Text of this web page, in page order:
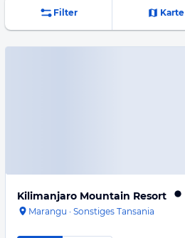
Filter Karte
Kilimanjaro Mountain Resort
Marangu · Sonstiges Tansania